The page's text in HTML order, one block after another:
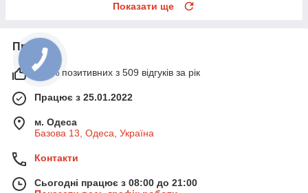
Показати ще
Про нас
100% позитивних з 509 відгуків за рік
Працює з 25.01.2022
м. Одеса
Базова 13, Одеса, Україна
Контакти
Сьогодні працює з 08:00 до 21:00